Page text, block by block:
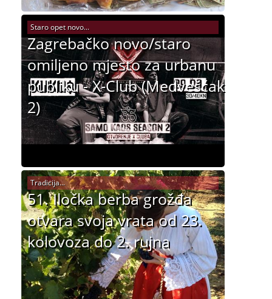
Zagrebačko novo/staro
omiljeno mjesto za urbanu
publiku - X-Club (Medvešćak
2)
Staro opet novo...
51. Iločka berba grožđa
otvara svoja vrata od 23.
kolovoza do 2. rujna
Tradicija...